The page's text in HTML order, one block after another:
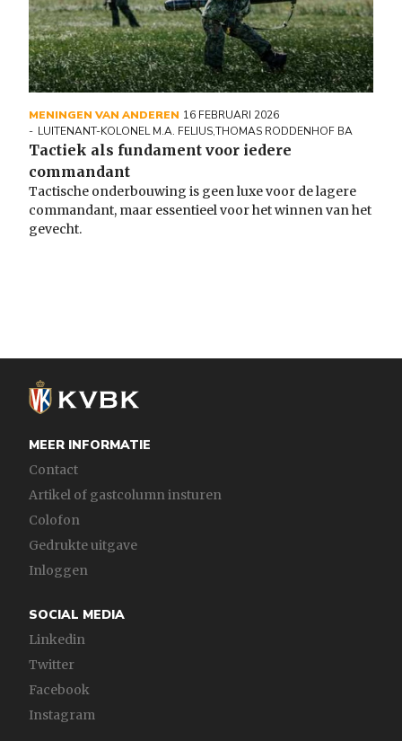
MENINGEN VAN ANDEREN 16 FEBRUARI 2026
LUITENANT-KOLONEL M.A. FELIUS,THOMAS RODDENHOF BA
Tactiek als fundament voor iedere
commandant
Tactische onderbouwing is geen luxe voor de lagere
commandant, maar essentieel voor het winnen van het
gevecht.
MEER INFORMATIE
Contact
Artikel of gastcolumn insturen
Colofon
Gedrukte uitgave
Inloggen
SOCIAL MEDIA
Linkedin
Twitter
Facebook
Instagram